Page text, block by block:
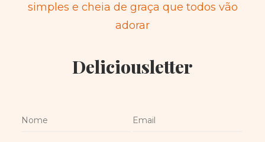
simples e cheia de graça que todos vão
adorar
Deliciousletter